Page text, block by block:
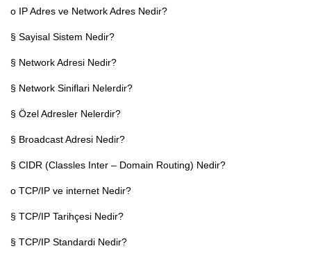
o IP Adres ve Network Adres Nedir?
§ Sayisal Sistem Nedir?
§ Network Adresi Nedir?
§ Network Siniflari Nelerdir?
§ Özel Adresler Nelerdir?
§ Broadcast Adresi Nedir?
§ CIDR (Classles Inter – Domain Routing) Nedir?
o TCP/IP ve internet Nedir?
§ TCP/IP Tarihçesi Nedir?
§ TCP/IP Standardi Nedir?